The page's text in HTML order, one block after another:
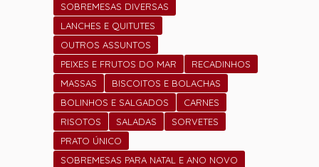
SOBREMESAS DIVERSAS
LANCHES E QUITUTES
OUTROS ASSUNTOS
PEIXES E FRUTOS DO MAR
RECADINHOS
MASSAS
BISCOITOS E BOLACHAS
BOLINHOS E SALGADOS
CARNES
RISOTOS
SALADAS
SORVETES
PRATO ÚNICO
SOBREMESAS PARA NATAL E ANO NOVO